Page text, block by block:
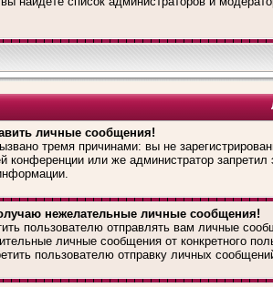
личные сообщения!
тремя причинами: вы не
конференции или же администратор
нежелательные личные сообщения!
пользователю отправлять вам личные
личные сообщения от конкретного
пользователю отправку личных